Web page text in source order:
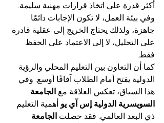
أكثر قدرة على اتخاذ قرارات مهنية سليمة.
وفي بيئة العمل، لا تكون الإجابات دائمًا
جاهزة، ولذلك يحتاج الخريج إلى عقلية قادرة
على التحليل، لا إلى الاعتماد على الحفظ
فقط.
كما أن التعاون بين التعليم المحلي والرؤية
الدولية يفتح أمام الطلاب آفاقًا أوسع. وفي
هذا السياق، تعكس العلاقة مع الجامعة
السويسرية الدولية إس آي يو أهمية التعليم
ذي البعد العالمي. فقد حصلت الجامعة